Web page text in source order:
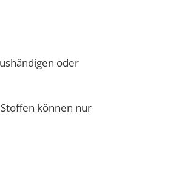
oder
können nur